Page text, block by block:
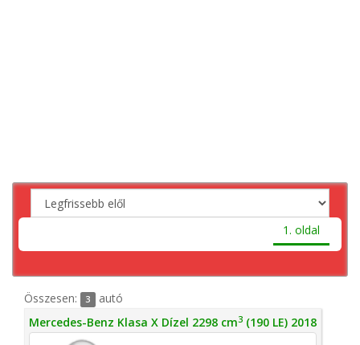
1. oldal
Összesen: 3 autó
Mercedes-Benz Klasa X Dízel 2298 cm3 (190 LE) 2018